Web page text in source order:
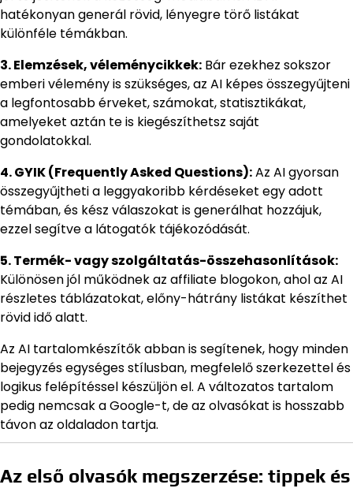
hatékonyan generál rövid, lényegre törő listákat
különféle témákban.
3. Elemzések, véleménycikkek: Bár ezekhez sokszor
emberi vélemény is szükséges, az AI képes összegyűjteni
a legfontosabb érveket, számokat, statisztikákat,
amelyeket aztán te is kiegészíthetsz saját
gondolatokkal.
4. GYIK (Frequently Asked Questions):Az AI gyorsan
összegyűjtheti a leggyakoribb kérdéseket egy adott
témában, és kész válaszokat is generálhat hozzájuk,
ezzel segítve a látogatók tájékozódását.
5. Termék- vagy szolgáltatás-összehasonlítások:
Különösen jól működnek az affiliate blogokon, ahol az AI
részletes táblázatokat, előny-hátrány listákat készíthet
rövid idő alatt.
Az AI tartalomkészítők abban is segítenek, hogy minden
bejegyzés egységes stílusban, megfelelő szerkezettel és
logikus felépítéssel készüljön el. A változatos tartalom
pedig nemcsak a Google-t, de az olvasókat is hosszabb
távon az oldaladon tartja.
Az első olvasók megszerzése: tippek és